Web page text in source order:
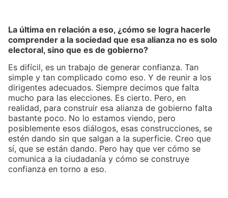
La última en relación a eso, ¿cómo se logra hacerle
comprender a la sociedad que esa alianza no es solo
electoral, sino que es de gobierno?
Es difícil, es un trabajo de generar confianza. Tan
simple y tan complicado como eso. Y de reunir a los
dirigentes adecuados. Siempre decimos que falta
mucho para las elecciones. Es cierto. Pero, en
realidad, para construir esa alianza de gobierno falta
bastante poco. No lo estamos viendo, pero
posiblemente esos diálogos, esas construcciones, se
estén dando sin que salgan a la superficie. Creo que
sí, que se están dando. Pero hay que ver cómo se
comunica a la ciudadanía y cómo se construye
confianza en torno a eso.